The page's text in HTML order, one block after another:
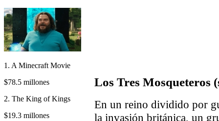
1. A Minecraft Movie
$78.5 millones
2. The King of Kings
$19.3 millones
Los Tres Mosqueteros
En un reino dividido por
la invasión británica, un